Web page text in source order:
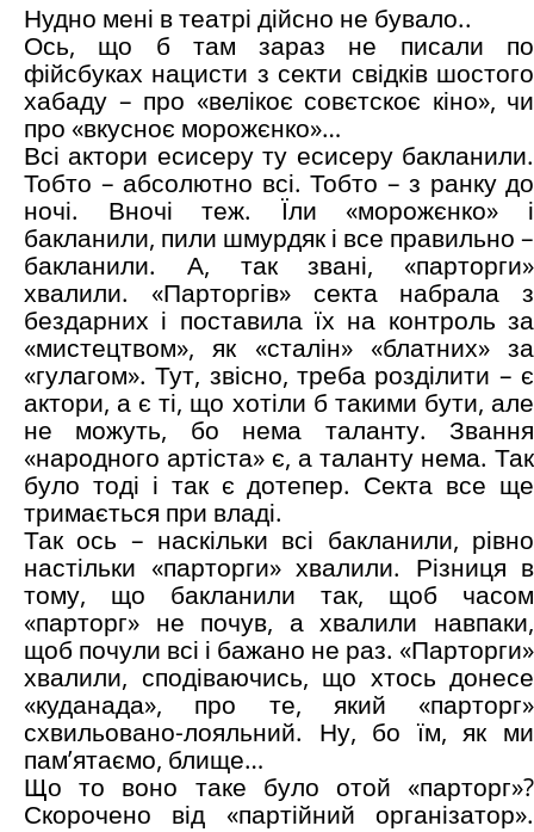
Нудно мені в театрі дійсно не бувало..
Ось, що б там зараз не писали по
фійсбуках нацисти з секти свідків шостого
хабаду – про «велікоє совєтскоє кіно», чи
про «вкусноє морожєнко»…
Всі актори есисеру ту есисеру бакланили.
Тобто – абсолютно всі. Тобто – з ранку до
ночі. Вночі теж. Їли «морожєнко» і
бакланили, пили шмурдяк і все правильно –
бакланили. А, так звані, «парторги»
хвалили. «Парторгів» секта набрала з
бездарних і поставила їх на контроль за
«мистецтвом», як «сталін» «блатних» за
«гулагом». Тут, звісно, треба розділити – є
актори, а є ті, що хотіли б такими бути, але
не можуть, бо нема таланту. Звання
«народного артіста» є, а таланту нема. Так
було тоді і так є дотепер. Секта все ще
тримається при владі.
Так ось – наскільки всі бакланили, рівно
настільки «парторги» хвалили. Різниця в
тому, що бакланили так, щоб часом
«парторг» не почув, а хвалили навпаки,
щоб почули всі і бажано не раз. «Парторги»
хвалили, сподіваючись, що хтось донесе
«куданада», про те, який «парторг»
схвильовано-лояльний. Ну, бо їм, як ми
пам’ятаємо, блище…
Що то воно таке було отой «парторг»?
Скорочено від «партійний організатор».